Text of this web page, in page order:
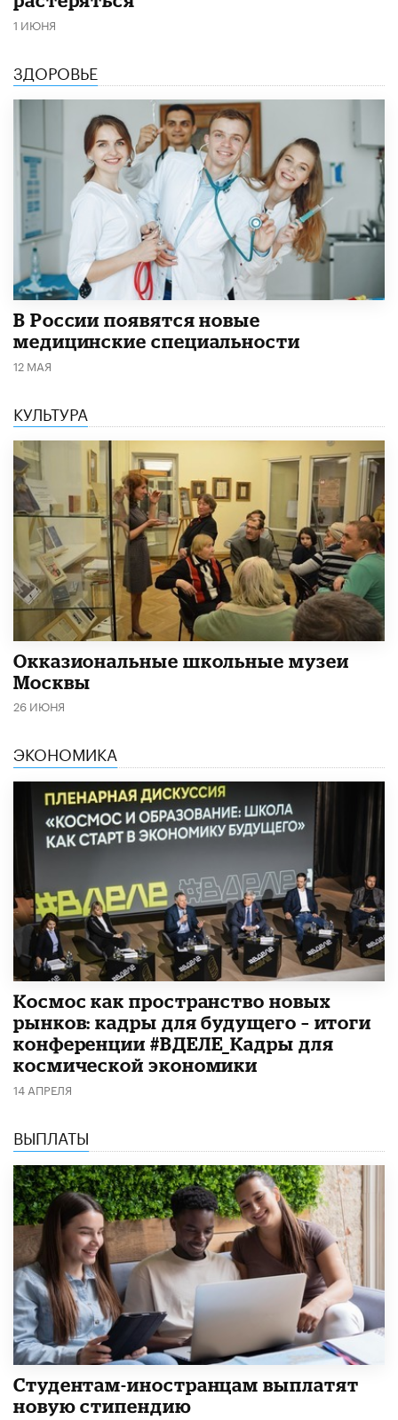
1 ИЮНЯ
ЗДОРОВЬЕ
В России появятся новые
медицинские специальности
12 МАЯ
КУЛЬТУРА
​Окказиональные школьные музеи
Москвы
26 ИЮНЯ
ЭКОНОМИКА
Космос как пространство новых
рынков: кадры для будущего – итоги
конференции #ВДЕЛЕ_Кадры для
космической экономики
14 АПРЕЛЯ
ВЫПЛАТЫ
Студентам-иностранцам выплатят
новую стипендию